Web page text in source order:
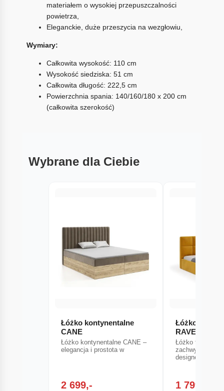
materiałem o wysokiej przepuszczalności
powietrza,
Eleganckie, duże przeszycia na wezgłowiu,
Wymiary:
Całkowita wysokość: 110 cm
Wysokość siedziska: 51 cm
Całkowita długość: 222,5 cm
Powierzchnia spania: 140/160/180 x 200 cm
(całkowita szerokość)
Wybrane dla Ciebie
Łóżko kontynentalne
CANE
Łóżko kontynentalne CANE –
elegancja i prostota w
2 699,-
Łóżko
RAVEN
Łóżko
zachwyca
designem, który
1 799,-